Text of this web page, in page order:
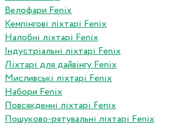
Велофари Fenix
Кемпінгові ліхтарі Fenix
Налобні ліхтарі Fenix
Індустріальні ліхтарі Fenix
Ліхтарі для дайвінгу Fenix
Мисливські ліхтарі Fenix
Набори Fenix
Повсякденні ліхтарі Fenix
Пошуково-рятувальні ліхтарі Fenix